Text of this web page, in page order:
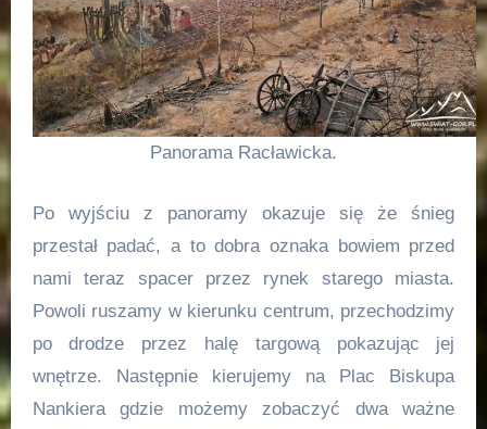
Panorama Racławicka.
Po wyjściu z panoramy okazuje się że śnieg
przestał padać, a to dobra oznaka bowiem przed
nami teraz spacer przez rynek starego miasta.
Powoli ruszamy w kierunku centrum, przechodzimy
po drodze przez halę targową pokazując jej
wnętrze. Następnie kierujemy na Plac Biskupa
Nankiera gdzie możemy zobaczyć dwa ważne